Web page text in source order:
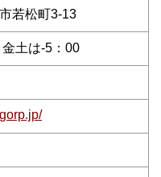
若松町3-13
土は-5：00